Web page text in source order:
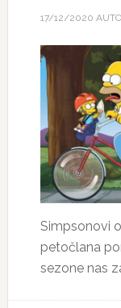
17/12/2020
Simpsonovi
petočlana
sezone nas